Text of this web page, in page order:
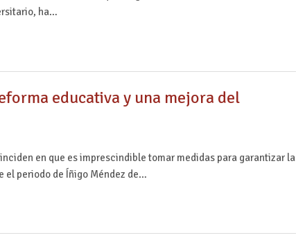
ha…
educativa y una mejora del
en que es imprescindible tomar medidas para garantizar la
el periodo de Íñigo Méndez de…